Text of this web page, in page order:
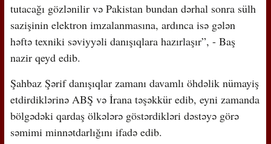
tutacağı gözlənilir və Pakistan bundan dərhal sonra sülh
sazişinin elektron imzalanmasına, ardınca isə gələn
həftə texniki səviyyəli danışıqlara hazırlaşır”, - Baş
nazir qeyd edib.
Şahbaz Şərif danışıqlar zamanı davamlı öhdəlik nümayiş
etdirdiklərinə ABŞ və İrana təşəkkür edib, eyni zamanda
bölgədəki qardaş ölkələrə göstərdikləri dəstəyə görə
səmimi minnətdarlığını ifadə edib.